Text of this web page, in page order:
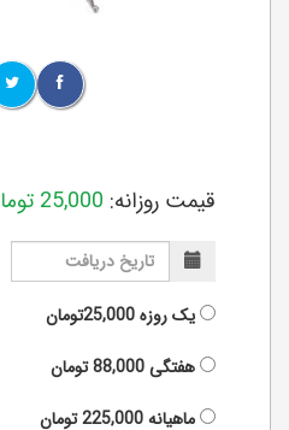
قیمت روزانه: 25,000
یک روزه25,000تومان
هفتگی88,000تومان
ماهیانه225,000تومان